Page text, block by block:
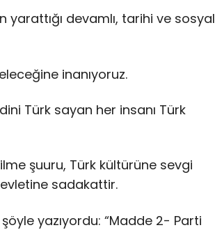
devamlı, tarihi ve sosyal
inanıyoruz.
Türk sayan her insanı Türk
şuuru, Türk kültürüne sevgi
sadakattir.
yazıyordu: “Madde 2- Parti